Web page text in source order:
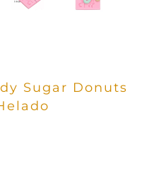
Sugar Donuts